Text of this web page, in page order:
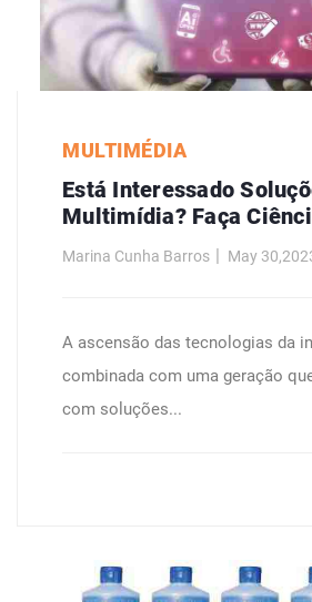
MULTIMÉDIA
Está Interessado
Multimídia? Faça
Marina Cunha Barros May
A ascensão das tecnologias da
combinada com uma geração
com soluções...